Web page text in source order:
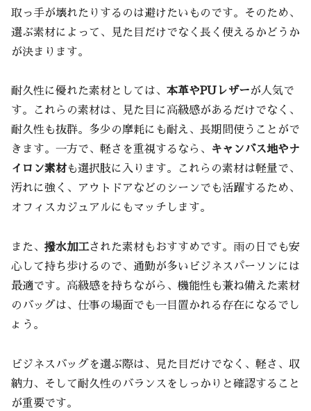
取っ手が壊れたりするのは避けたいものです。そのため、
選ぶ素材によって、見た目だけでなく長く使えるかどうか
が決まります。
耐久性に優れた素材としては、 本革やPUレザーが人気で
す。これらの素材は、見た目に高級感があるだけでなく、
耐久性も抜群。多少の摩耗にも耐え、長期間使うことがで
きます。一方で、軽さを重視するなら、
キャンバス地やナ
イロン素材も選択肢に入ります。これらの素材は軽量で、
汚れに強く、アウトドアなどのシーンでも活躍するため、
オフィスカジュアルにもマッチします。
また、 撥水加工された素材もおすすめです。雨の日でも安
心して持ち歩けるので、通勤が多いビジネスパーソンには
最適です。高級感を持ちながら、機能性も兼ね備えた素材
のバッグは、仕事の場面でも一目置かれる存在になるでし
ょう。
ビジネスバッグを選ぶ際は、見た目だけでなく、軽さ、収
納力、そして耐久性のバランスをしっかりと確認すること
が重要です。